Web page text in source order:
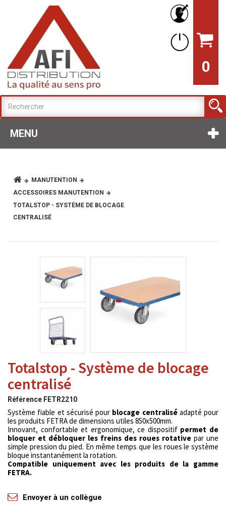
0
MENU
MANUTENTION
ACCESSOIRES MANUTENTION
TOTALSTOP - SYSTÈME DE BLOCAGE
CENTRALISÉ
Totalstop - Système de blocage
centralisé
Référence FETR2210
Système fiable et sécurisé pour blocage centraliséadapté pour
les produits FETRA de dimensions utiles 850x500mm.
Innovant, confortable et ergonomique, ce dispositif permet de
bloquer et débloquer les freins des roues rotative par une
simple pression du pied. En même temps que les roues le système
bloque instantanément la rotation.
Compatible uniquement avec les produits de la gamme
FETRA.
Envoyer à un collègue